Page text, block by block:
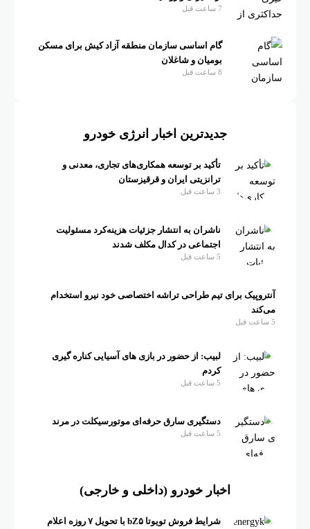
گام اساسی سازمان منطقه آزاد کیش برای مسکن
بومیان و شاغلان
جدیدترین اخبار انرژی خودرو
تأکید بر توسعه همکاری‌های تجاری، معدنی و
ترانزیتی ایران و قرقیزستان
ناشران به انتشار جزئیات هزینه‌کرد مسئولیت
اجتماعی در کدال مکلف شدند
آنتروپیک برای تیم طراحی تراشه اختصاصی خود نیرو استخدام
می‌کند
لبیب: از حضور در بازی های آسیایی کناره گیری
کردم
دستگیری سارق حرفه‌ای موتورسیکلت در مرند
اخبار خودرو (داخلی و خارجی)
شرایط فروش تویوتا bZ۵ با تحویل ۷ روزه اعلام